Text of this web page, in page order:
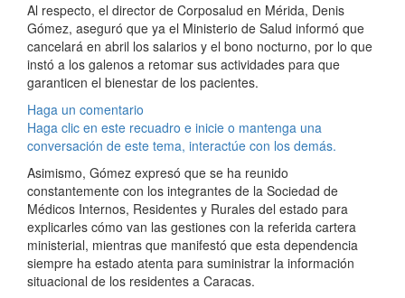
Al respecto, el director de Corposalud en Mérida, Denis
Gómez, aseguró que ya el Ministerio de Salud informó que
cancelará en abril los salarios y el bono nocturno, por lo que
instó a los galenos a retomar sus actividades para que
garanticen el bienestar de los pacientes.
Haga un comentario
Haga clic en este recuadro e inicie o mantenga una
conversación de este tema, interactúe con los demás.
Asimismo, Gómez expresó que se ha reunido
constantemente con los integrantes de la Sociedad de
Médicos Internos, Residentes y Rurales del estado para
explicarles cómo van las gestiones con la referida cartera
ministerial, mientras que manifestó que esta dependencia
siempre ha estado atenta para suministrar la información
situacional de los residentes a Caracas.